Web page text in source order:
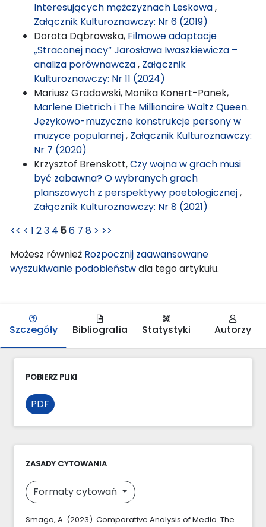
Interesujących mężczyznach Leskowa,
Załącznik Kulturoznawczy: Nr 6 (2019)
Dorota Dąbrowska, Filmowe adaptacje
„Straconej nocy” Jarosława Iwaszkiewicza –
analiza porównawcza, Załącznik
Kulturoznawczy: Nr 11 (2024)
Mariusz Gradowski, Monika Konert-Panek,
Marlene Dietrich i The Millionaire Waltz Queen.
Językowo-muzyczne konstrukcje persony w
muzyce popularnej, Załącznik Kulturoznawczy:
Nr 7 (2020)
Krzysztof Brenskott,Czy wojna w grach musi
być zabawna? O wybranych grach
planszowych z perspektywy poetologicznej,
Załącznik Kulturoznawczy: Nr 8 (2021)
<< < 1 23 4 56 7 8 > >>
Możesz również Rozpocznij zaawansowane
wyszukiwanie podobieństwdla tego artykułu.
Szczegóły Bibliografia Statystyki Autorzy
POBIERZ PLIKI
PDF
ZASADY CYTOWANIA
Formaty cytowań
Smaga, A. (2023). Comparative Analysis of Media. The